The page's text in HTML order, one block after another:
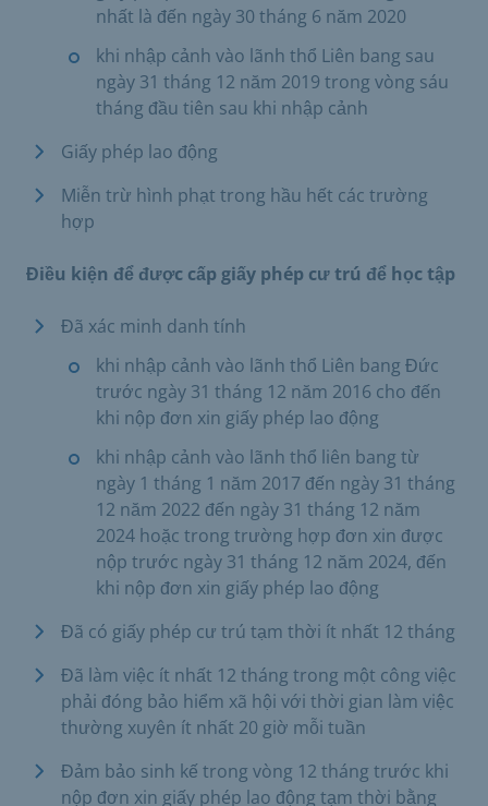
nhất là đến ngày 30 tháng 6 năm 2020
khi nhập cảnh vào lãnh thổ Liên bang sau
ngày 31 tháng 12 năm 2019 trong vòng sáu
tháng đầu tiên sau khi nhập cảnh
Giấy phép lao động
Miễn trừ hình phạt trong hầu hết các trường
hợp
Điều kiện để được cấp giấy phép cư trú để học tập
Đã xác minh danh tính
khi nhập cảnh vào lãnh thổ Liên bang Đức
trước ngày 31 tháng 12 năm 2016 cho đến
khi nộp đơn xin giấy phép lao động
khi nhập cảnh vào lãnh thổ liên bang từ
ngày 1 tháng 1 năm 2017 đến ngày 31 tháng
12 năm 2022 đến ngày 31 tháng 12 năm
2024 hoặc trong trường hợp đơn xin được
nộp trước ngày 31 tháng 12 năm 2024, đến
khi nộp đơn xin giấy phép lao động
Đã có giấy phép cư trú tạm thời ít nhất 12 tháng
Đã làm việc ít nhất 12 tháng trong một công việc
phải đóng bảo hiểm xã hội với thời gian làm việc
thường xuyên ít nhất 20 giờ mỗi tuần
Đảm bảo sinh kế trong vòng 12 tháng trước khi
nộp đơn xin giấy phép lao động tạm thời bằng